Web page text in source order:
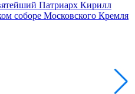
Патриарх Кирилл
соборе Московского Кремля